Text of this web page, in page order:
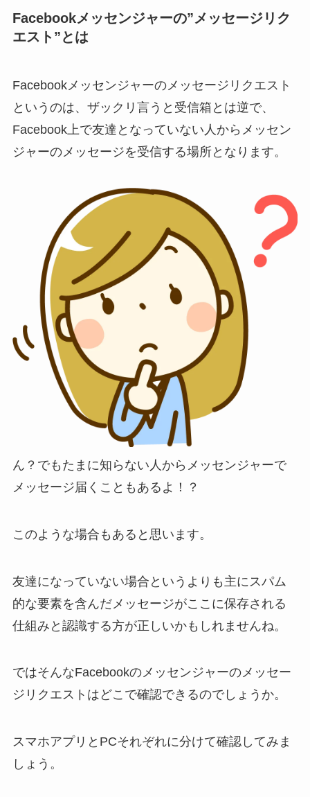
Facebookメッセンジャーの”メッセージリク
エスト”とは
Facebookメッセンジャーのメッセージリクエスト
というのは、ザックリ言うと受信箱とは逆で、
Facebook上で友達となっていない人からメッセン
ジャーのメッセージを受信する場所となります。
ん？でもたまに知らない人からメッセンジャーで
メッセージ届くこともあるよ！？
このような場合もあると思います。
友達になっていない場合というよりも主にスパム
的な要素を含んだメッセージがここに保存される
仕組みと認識する方が正しいかもしれませんね。
ではそんなFacebookのメッセンジャーのメッセー
ジリクエストはどこで確認できるのでしょうか。
スマホアプリとPCそれぞれに分けて確認してみま
しょう。